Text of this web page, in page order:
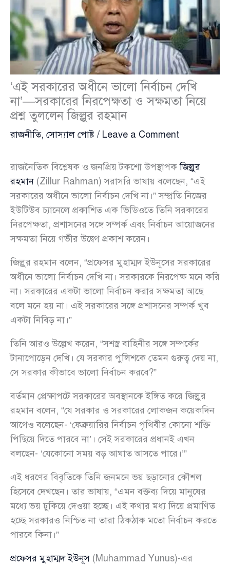
‘এই সরকারের অধীনে ভালো নির্বাচন দেখি
না’—সরকারের নিরপেক্ষতা ও সক্ষমতা নিয়ে
প্রশ্ন তুললেন জিল্লুর রহমান
রাজনীতি, সোস্যাল পোষ্ট / Leave a Comment
রাজনৈতিক বিশ্লেষক ও জনপ্রিয় টকশো উপস্থাপকজিল্লুর
রহমান (Zillur Rahman) সরাসরি ভাষায় বলেছেন, “এই
সরকারের অধীনে ভালো নির্বাচন দেখি না।” সম্প্রতি নিজের
ইউটিউব চ্যানেলে প্রকাশিত এক ভিডিওতে তিনি সরকারের
নিরপেক্ষতা, প্রশাসনের সঙ্গে সম্পর্ক এবং নির্বাচন আয়োজনের
সক্ষমতা নিয়ে গভীর উদ্বেগ প্রকাশ করেন।
জিল্লুর রহমান বলেন, “প্রফেসর মুহাম্মদ ইউনূসের সরকারের
অধীনে ভালো নির্বাচন দেখি না। সরকারকে নিরপেক্ষ মনে করি
না। সরকারের একটা ভালো নির্বাচন করার সক্ষমতা আছে
বলে মনে হয় না। এই সরকারের সঙ্গে প্রশাসনের সম্পর্ক খুব
একটা নিবিড় না।”
তিনি আরও উল্লেখ করেন, “সশস্ত্র বাহিনীর সঙ্গে সম্পর্কের
টানাপোড়েন দেখি। যে সরকার পুলিশকে তেমন গুরুত্ব দেয় না,
সে সরকার কীভাবে ভালো নির্বাচন করবে?”
বর্তমান প্রেক্ষাপটে সরকারের অবস্থানকে ইঙ্গিত করে জিল্লুর
রহমান বলেন, “যে সরকার ও সরকারের লোকজন কয়েকদিন
আগেও বলেছেন- ‘ফেব্রুয়ারির নির্বাচন পৃথিবীর কোনো শক্তি
পিছিয়ে দিতে পারবে না’। সেই সরকারের প্রধানই এখন
বলছেন- ‘যেকোনো সময় বড় আঘাত আসতে পারে।’”
এই ধরণের বিবৃতিকে তিনি জনমনে ভয় ছড়ানোর কৌশল
হিসেবে দেখছেন। তার ভাষায়, “এমন বক্তব্য দিয়ে মানুষের
মধ্যে ভয় ঢুকিয়ে দেওয়া হচ্ছে। এই কথার মধ্য দিয়ে প্রমাণিত
হচ্ছে সরকারও নিশ্চিত না তারা ঠিকঠাক মতো নির্বাচন করতে
পারবে কিনা।”
প্রফেসর মুহাম্মদ ইউনূস(Muhammad Yunus)-এর